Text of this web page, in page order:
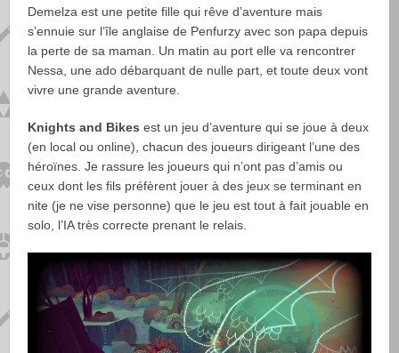
Demelza est une petite fille qui rêve d’aventure mais
s’ennuie sur l’île anglaise de Penfurzy avec son papa depuis
la perte de sa maman. Un matin au port elle va rencontrer
Nessa, une ado débarquant de nulle part, et toute deux vont
vivre une grande aventure.
Knights and Bikesest un jeu d’aventure qui se joue à deux
(en local ou online), chacun des joueurs dirigeant l’une des
héroïnes. Je rassure les joueurs qui n’ont pas d’amis ou
ceux dont les fils préfèrent jouer à des jeux se terminant en
nite (je ne vise personne) que le jeu est tout à fait jouable en
solo, l’IA très correcte prenant le relais.